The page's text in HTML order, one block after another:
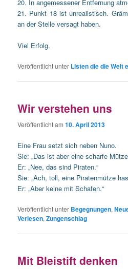
20. In angemessener Entfernung
21. Punkt 18 ist unrealistisch.
an der Stelle versagt haben.
Viel Erfolg.
Veröffentlicht unter Listen die die Welt
Wir verstehen uns
Veröffentlicht am10. April 2013
Eine Frau setzt sich neben Nuno.
Sie: „Das ist aber eine scharfe
Er: „Nee, das sind Piraten.“
Sie: „Ach, toll, eine Piratenmütze
Er: „Aber keine mit Schafen.“
Veröffentlicht unter Begegnungen,
Verlesen,Zungenschlag
Mit Bleistift denken